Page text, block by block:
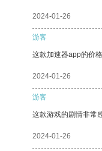
2024-01-26
游客
这款加速器app的价
2024-01-26
游客
这款游戏的剧情非常
2024-01-26